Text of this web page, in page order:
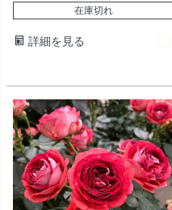
在庫切れ
詳細を見る